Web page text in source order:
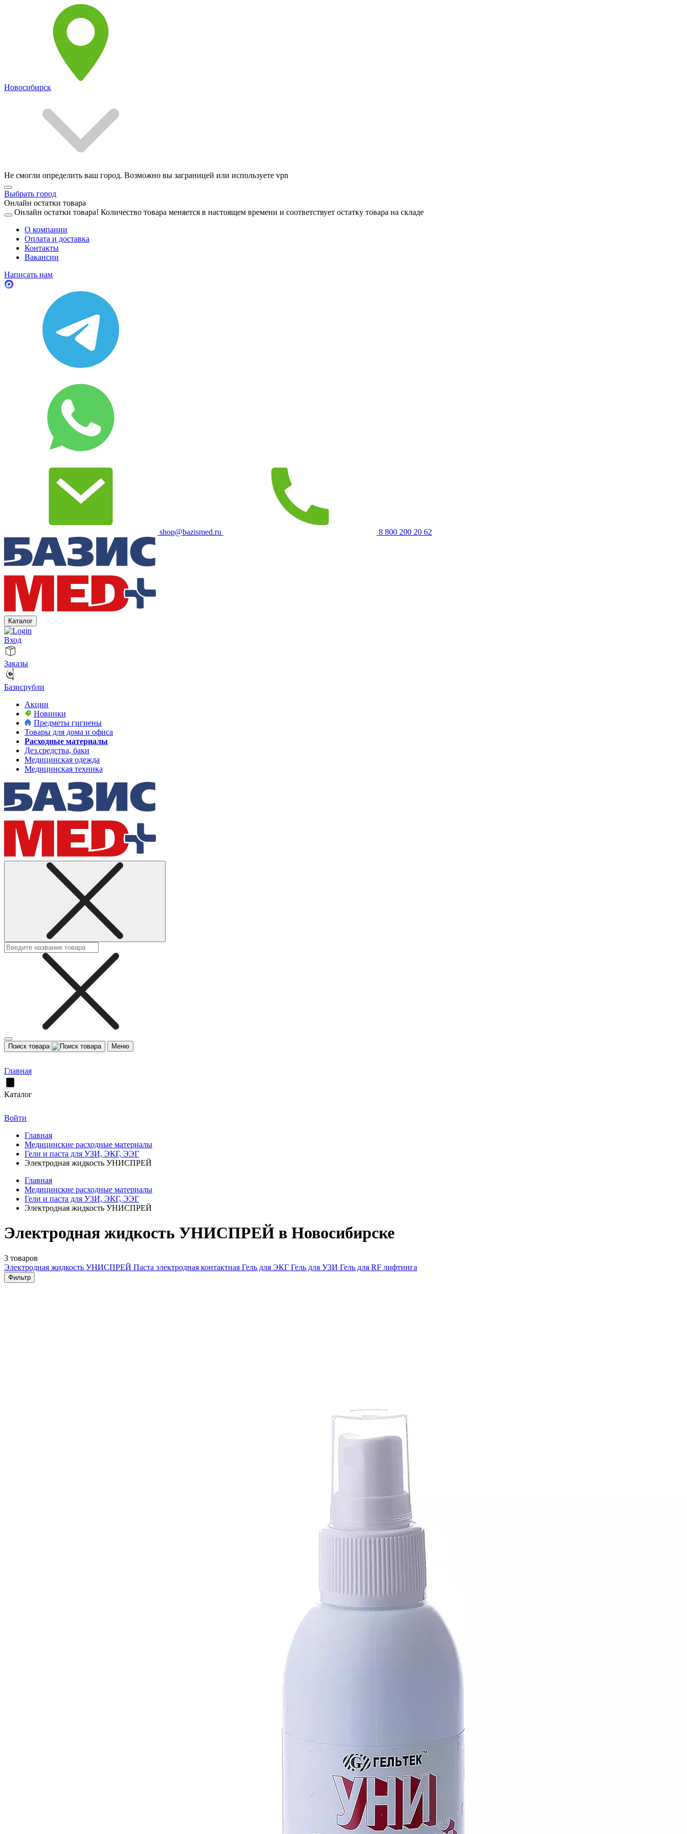
Новосибирск
Не смогли определить ваш город. Возможно вы заграницей или используете vpn
Выбрать город
Онлайн остатки товара
Онлайн остатки товара! Количество товара меняется в настоящем времени и соответствует остатку товара на складе
О компании
Оплата и доставка
Контакты
Вакансии
Написать нам
shop@bazismed.ru 8 800 200 20 62
Каталог
Вход
Заказы
Базисрубли
Акции
Новинки
Предметы гигиены
Товары для дома и офиса
Расходные материалы
Дез.средства, баки
Медицинская одежда
Медицинская техника
Поиск товара Меню
Главная
Каталог
Войти
Главная
Медицинские расходные материалы
Гели и паста для УЗИ, ЭКГ, ЭЭГ
Электродная жидкость УНИСПРЕЙ
Главная
Медицинские расходные материалы
Гели и паста для УЗИ, ЭКГ, ЭЭГ
Электродная жидкость УНИСПРЕЙ
Электродная жидкость УНИСПРЕЙ в Новосибирске
3 товаров
Электродная жидкость УНИСПРЕЙ Паста электродная контактная Гель для ЭКГ Гель для УЗИ Гель для RF лифтинга
Фильтр